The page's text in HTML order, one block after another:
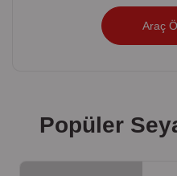
Araç
Popüler